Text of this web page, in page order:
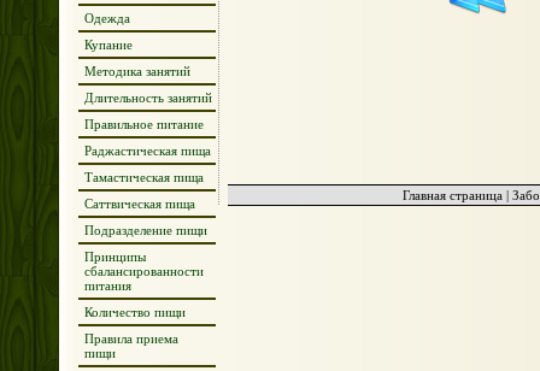
Главная страница|
Одежда
Купание
Методика занятий
Длительность занятий
Правильное питание
Раджастическая пища
Тамастическая пища
Саттвическая пища
Подразделение пищи
Принципы
сбалансированности
питания
Количество пищи
Правила приема
пищи